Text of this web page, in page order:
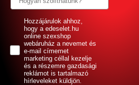
GDPRHozzájárulok ahhoz,
hogy a edeselet.hu
online szexshop
webáruház a nevemet és
e-mail címemet
marketing céllal kezelje
és a részemre gazdasági
reklámot is tartalmazó
hírleveleket küldjön.